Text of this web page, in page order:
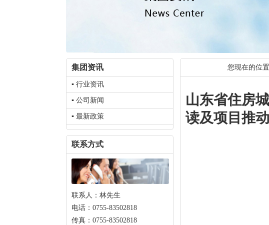
集团资讯
▪ 行业资讯
▪ 公司新闻
▪ 最新政策
联系方式
联系人：林先生
电话：0755-83502818
传真：0755-83502818
您现在的位置
山东省住房
读及项目推